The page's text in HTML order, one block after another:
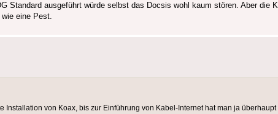
Standard ausgeführt würde selbst das Docsis wohl kaum stören. Aber die
eine Pest.
Installation von Koax, bis zur Einführung von Kabel-Internet hat man ja